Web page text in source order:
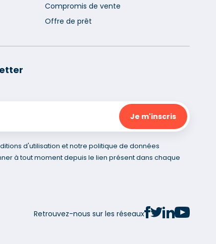
Compromis de vente
Offre de prêt
d'utilisation et notre politique de données
à tout moment depuis le lien présent dans chaque
Retrouvez-nous sur les réseaux